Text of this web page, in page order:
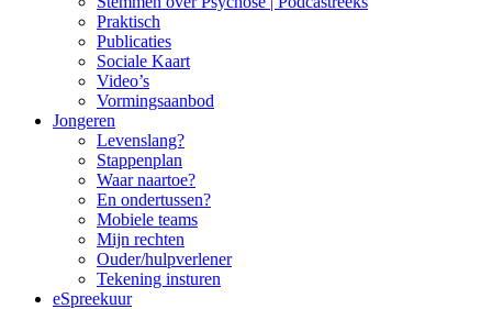
Praktisch
Publicaties
Sociale Kaart
Video’s
Vormingsaanbod
Jongeren
Levenslang?
Stappenplan
Waar naartoe?
En ondertussen?
Mobiele teams
Mijn rechten
Ouder/hulpverlener
Tekening insturen
eSpreekuur